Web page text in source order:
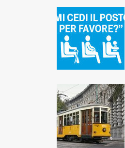
Iscriviti alla newsletter
www.viveremilano.info
Fondato e diretto da Enzo De
EDB edizioni - Via Brivio angolo C.
Imbonati, 89 20159 Milano (Italia)
Informativa sulla privacy